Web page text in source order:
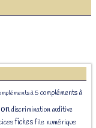
à 5 compléments à
discrimination auditive
fichesfile numérique